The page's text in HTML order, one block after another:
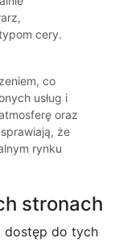
cery.
co
usług i
oraz
że
rynku
stronach
dostęp do tych